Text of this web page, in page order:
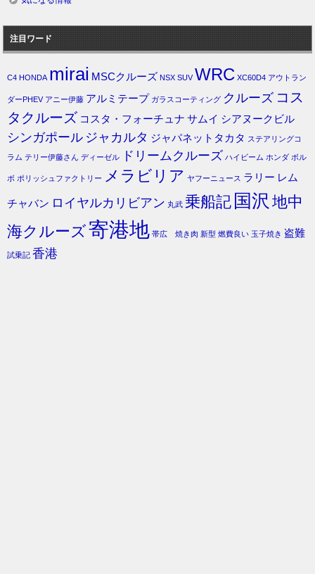
注目ワード
C4 HONDA mirai MSCクルーズ NSX SUV WRC XC60D4 アウトラン
ダーPHEV アニー伊藤 アルミテープ ガラスコーティング クルーズ コス
タクルーズ コスタ・フォーチュナ サムイ シアヌークビル
シンガポール ジャカルタ ジャパネットタカタ ステアリングコ
ラム テリー伊藤さん ディーゼル ドリームクルーズ ハイビーム ホンダ ボル
ボ ポリッシュファクトリー メラビリア ヤフーニュース ラリー レム
チャバン ロイヤルカリビアン 丸武 乗船記 国沢 地中
海クルーズ寄港地 帯広 焼き肉 新型 燃費良い 玉子焼き 盗難
試乗記 香港